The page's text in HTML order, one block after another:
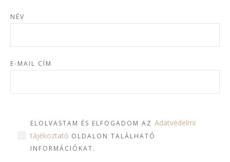
NÉV
E-MAIL CÍM
ELOLVASTAM ÉS ELFOGADOM AZ Adatvédelmi
tájékoztató OLDALON TALÁLHATÓ
INFORMÁCIÓKAT.